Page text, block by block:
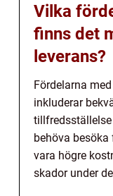
Vilka
finns det
leverans?
Fördelarna
inkluderar
behöva
vara högre
skador under